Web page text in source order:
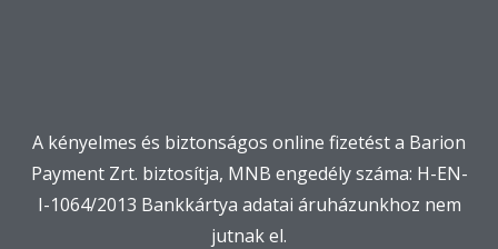
A kényelmes és biztonságos online fizetést a Barion
Payment Zrt. biztosítja, MNB engedély száma: H-EN-
I-1064/2013 Bankkártya adatai áruházunkhoz nem
jutnak el.